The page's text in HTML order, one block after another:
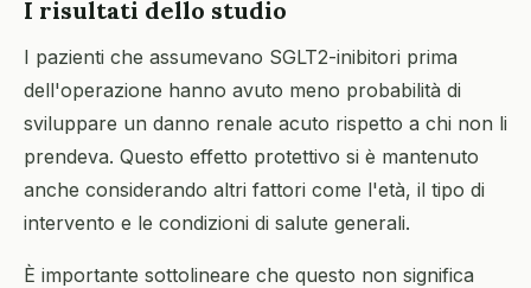
I risultati dello studio
I pazienti che assumevano SGLT2-inibitori prima
dell'operazione hanno avuto meno probabilità di
sviluppare un danno renale acuto rispetto a chi non li
prendeva. Questo effetto protettivo si è mantenuto
anche considerando altri fattori come l'età, il tipo di
intervento e le condizioni di salute generali.
È importante sottolineare che questo non significa